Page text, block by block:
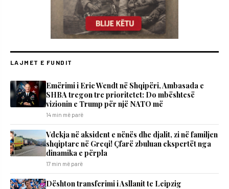
LAJMET E FUNDIT
Emërimi i Eric Wendt në Shqipëri, Ambasada e
SHBA tregon tre prioritetet: Do mbështesë
vizionin e Trump për një NATO më
14 min më parë
Vdekja në aksident e nënës dhe djalit, zi në familjen
shqiptare në Greqi! Çfarë zbuluan ekspertët nga
dinamika e përpla
17 min më parë
Dështon transferimi i Asllanit te Leipzig